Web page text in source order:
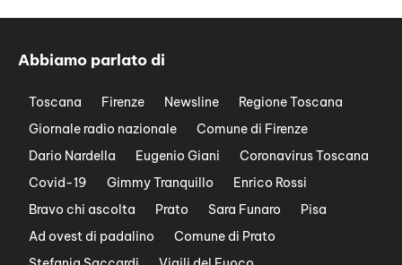
Abbiamo parlato di
Toscana Firenze Newsline
Regione Toscana
Giornale radio nazionale
Comune di Firenze
Dario Nardella
Eugenio Giani
Coronavirus Toscana
Covid-19
Gimmy Tranquillo
Enrico Rossi
Bravo chi ascolta
Prato Sara Funaro
Pisa
Ad ovest di padalino
Comune di Prato